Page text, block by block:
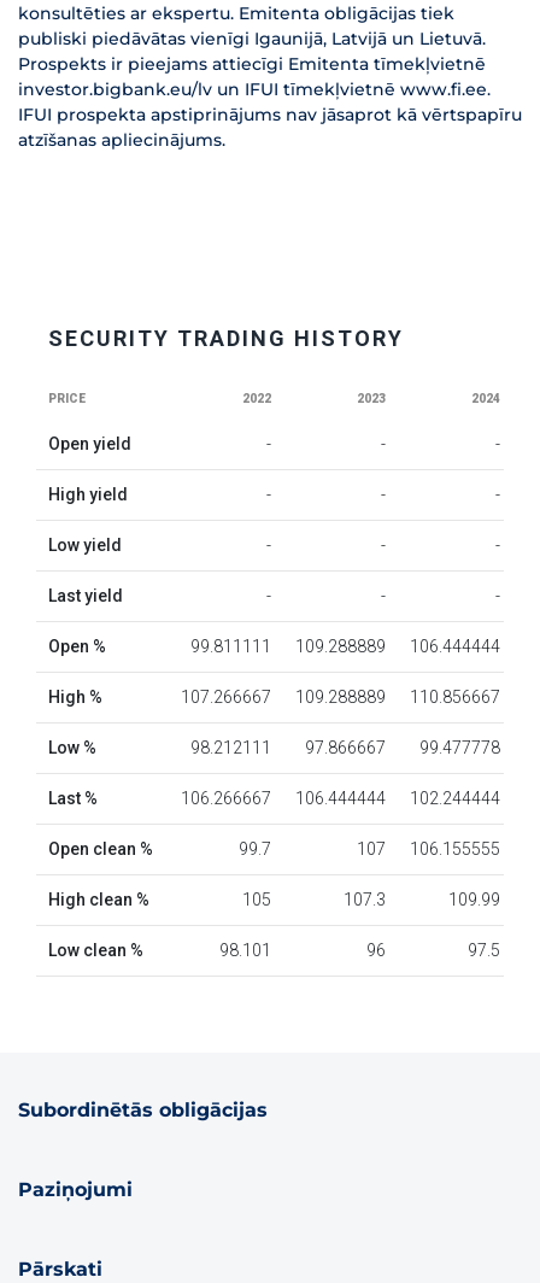
konsultēties ar ekspertu. Emitenta obligācijas tiek
publiski piedāvātas vienīgi Igaunijā, Latvijā un Lietuvā.
Prospekts ir pieejams attiecīgi Emitenta tīmekļvietnē
investor.bigbank.eu/lv un IFUI tīmekļvietnē www.fi.ee.
IFUI prospekta apstiprinājums nav jāsaprot kā vērtspapīru
atzīšanas apliecinājums.
Subordinētās obligācijas
Paziņojumi
Pārskati